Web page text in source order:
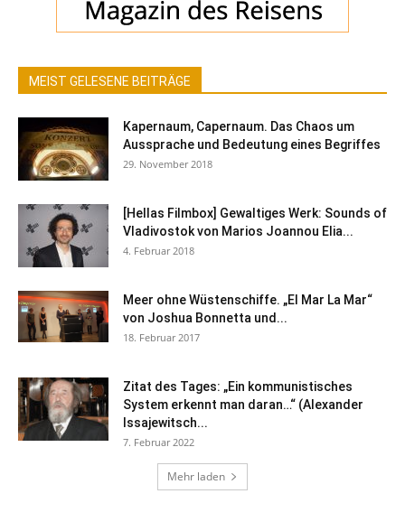
MEIST GELESENE BEITRÄGE
Kapernaum, Capernaum. Das Chaos um
Aussprache und Bedeutung eines Begriffes
29. November 2018
[Hellas Filmbox] Gewaltiges Werk: Sounds of
Vladivostok von Marios Joannou Elia...
4. Februar 2018
Meer ohne Wüstenschiffe. „El Mar La Mar“
von Joshua Bonnetta und...
18. Februar 2017
Zitat des Tages: „Ein kommunistisches
System erkennt man daran…“ (Alexander
Issajewitsch...
7. Februar 2022
Mehr laden